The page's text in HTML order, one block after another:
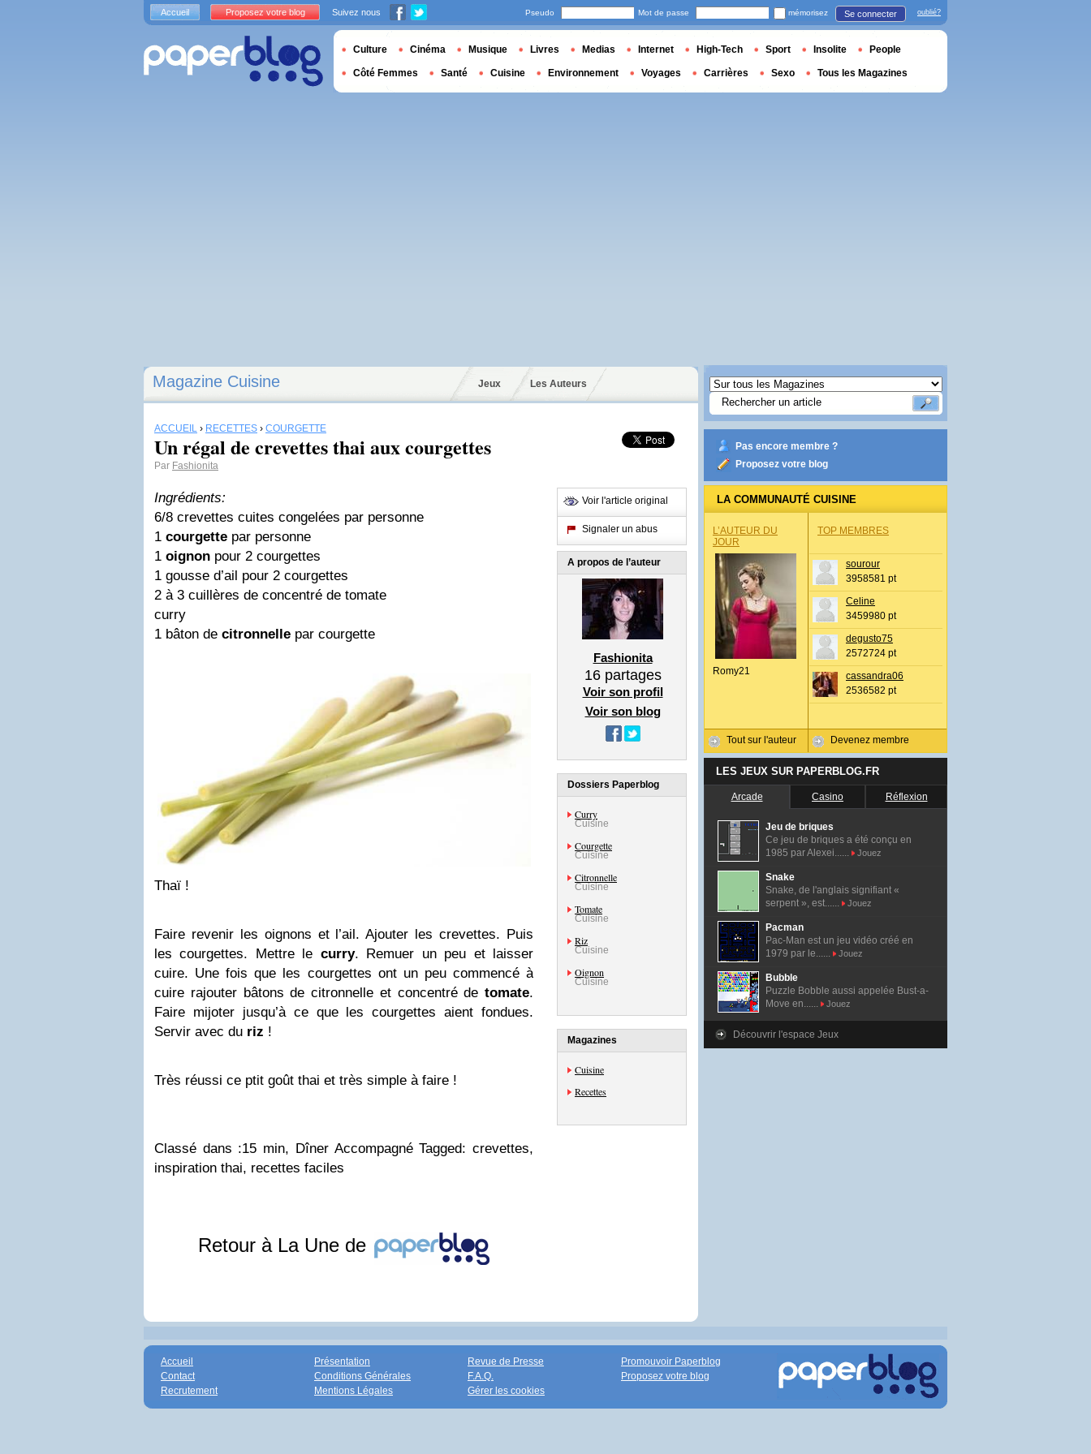
Magazine Cuisine Jeux Les Auteurs
ACCUEIL › RECETTES › COURGETTE
Un régal de crevettes thai aux courgettes
Par Fashionita
Ingrédients:
6/8 crevettes cuites congelées par personne
1 courgette par personne
1 oignon pour 2 courgettes
1 gousse d’ail pour 2 courgettes
2 à 3 cuillères de concentré de tomate
curry
1 bâton de citronnelle par courgette
Thaï !
Faire revenir les oignons et l’ail. Ajouter les crevettes. Puis
les courgettes. Mettre le curry. Remuer un peu et laisser
cuire. Une fois que les courgettes ont un peu commencé à
cuire rajouter bâtons de citronnelle et concentré de tomate.
Faire mijoter jusqu’à ce que les courgettes aient fondues.
Servir avec du riz !
Très réussi ce ptit goût thai et très simple à faire !
Classé dans :15 min, Dîner Accompagné Tagged: crevettes,
inspiration thai, recettes faciles
Retour à La Une de
Voir l'article original
Signaler un abus
A propos de l’auteur
Fashionita
16partages
Voir son profil
Voir son blog
Dossiers Paperblog
Curry
Cuisine
Courgette
Cuisine
Citronnelle
Cuisine
Tomate
Cuisine
Riz
Cuisine
Oignon
Cuisine
Magazines
Cuisine
Recettes
Pas encore membre ?
Proposez votre blog
LA COMMUNAUTÉ CUISINE
L’AUTEUR DU
JOUR
Romy21
Tout sur l'auteur
TOP MEMBRES
sourour
3958581 pt
Celine
3459980 pt
degusto75
2572724 pt
cassandra06
2536582 pt
Devenez membre
LES JEUX SUR PAPERBLOG.FR
Arcade Casino Réflexion
Jeu de briques
Ce jeu de briques a été conçu en
1985 par Alexei......
Jouez
Snake
Snake, de l'anglais signifiant «
serpent », est......
Jouez
Pacman
Pac-Man est un jeu vidéo créé en
1979 par le......
Jouez
Bubble
Puzzle Bobble aussi appelée Bust-a-
Move en......
Jouez
Découvrir l'espace Jeux
Accueil Proposez votre blog Suivez nous Pseudo Mot de passe mémorisez Se connecter oublié?
Culture Cinéma Musique Livres Medias Internet High-Tech Sport Insolite People
Côté Femmes Santé Cuisine Environnement Voyages Carrières Sexo Tous les Magazines
Accueil
Contact
Recrutement
Présentation
Conditions Générales
Mentions Légales
Revue de Presse
F.A.Q.
Gérer les cookies
Promouvoir Paperblog
Proposez votre blog